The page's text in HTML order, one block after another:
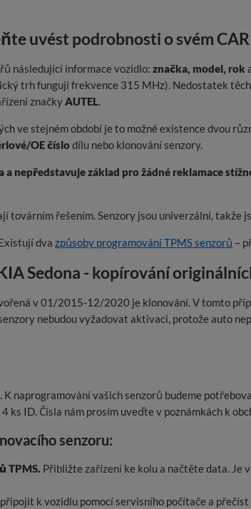
uvést podrobnosti o svém CAR
následující informace vozidlo: značka, model, rok
trh fungují frekvence 315 MHz). Nedostatek
značkyAUTEL.
ve stejném období je to možné existence dvou
OE číslodílu nebo klonování senzory.
nepředstavuje základ pro žádné reklamace
továrním řešením. Senzory jsou univerzální, takže
dva způsoby programování TPMS senzorů –
Sedona - kopírování
v 01/2015-12/2020 je klonování. V tomto
nebudou vyžadovat aktivaci, protože auto
. K naprogramování vašich senzorů budeme
ks ID. Čísla nám prosím uveďte v poznámkách k
senzoru:
TPMS. Přibližte zařízení ke kolu a načtěte data. Je
k vozidlu pomocí servisního počítače a